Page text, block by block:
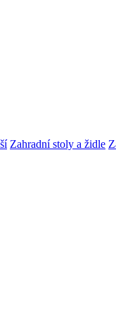
Zahradní stoly a židle